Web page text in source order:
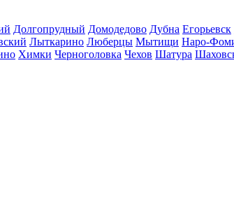
Долгопрудный Домодедово Дубна Егорьевск
Лыткарино Люберцы Мытищи Наро-
Химки Черноголовка Чехов Шатура